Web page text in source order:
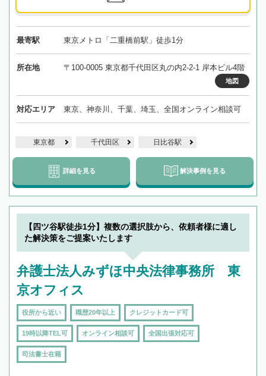
最寄駅 東京メトロ「二重橋前駅」徒歩1分
所在地 〒100-0005 東京都千代田区丸の内2-2-1 岸本ビル4階
地図
対応エリア 東京、神奈川、千葉、埼玉、全国オンライン相談可
東京都 千代田区 日比谷駅
詳細を見る 解決事例を見る
【四ツ谷駅徒歩1分】複数の選択肢から、依頼者様に適し
た解決策をご提案いたします
弁護士法人みずほ中央法律事務所 東
京オフィス
役所から近い 職歴20年以上 クレジットカード可
19時以降TEL可 オンライン相談可 全国出張対応可
司法書士在籍